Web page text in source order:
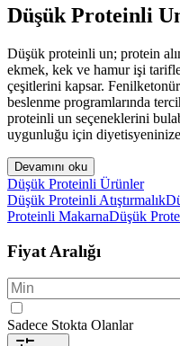
Düşük Proteinli
Düşük proteinli un; protein
ekmek, kek ve hamur işi
çeşitlerini kapsar.
beslenme programlarında
proteinli un seçeneklerini
uygunluğu için diyetisyeninize
Devamını oku
Düşük Proteinli Ürünler
Düşük Proteinli Atıştırmalık
Proteinli MakarnaDüşük
Fiyat Aralığı
Sadece Stokta Olanlar